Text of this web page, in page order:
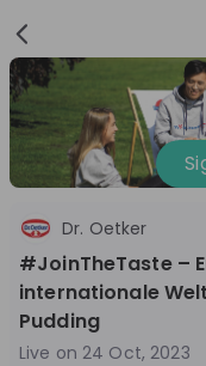
Dr. Oetker
Germany
Dr. Oetker
#JoinTheTaste –
internationale
Pudding
Live on 24 Oct, 2023